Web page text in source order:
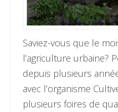
Saviez-vous que le
l’agriculture urbaine?
depuis plusieurs
avec l’organisme
plusieurs foires de